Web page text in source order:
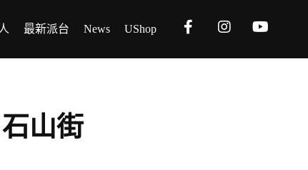
最新派台 News UShop
山街